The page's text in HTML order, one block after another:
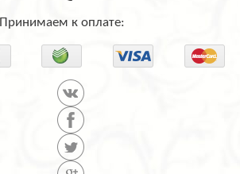
Принимаем к оплате: